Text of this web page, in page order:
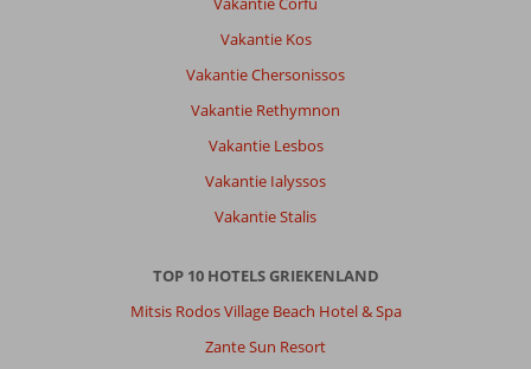
Vakantie Kos
Vakantie Chersonissos
Vakantie Rethymnon
Vakantie Lesbos
Vakantie Ialyssos
Vakantie Stalis
TOP 10 HOTELS GRIEKENLAND
Mitsis Rodos Village Beach Hotel & Spa
Zante Sun Resort